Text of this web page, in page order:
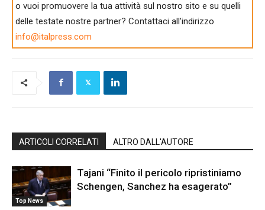
o vuoi promuovere la tua attività sul nostro sito e su quelli
delle testate nostre partner? Contattaci all'indirizzo
info@italpress.com
ARTICOLI CORRELATI ALTRO DALL'AUTORE
Top News
Tajani “Finito il pericolo ripristiniamo
Schengen, Sanchez ha esagerato”